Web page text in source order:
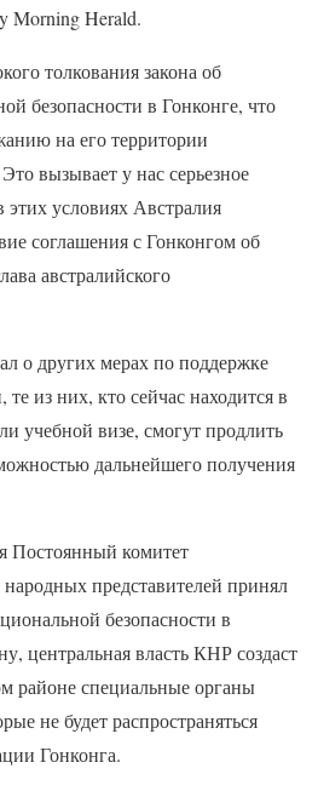
Morning Herald.
толкования закона об
безопасности в Гонконге, что
на его территории
вызывает у нас серьезное
условиях Австралия
соглашения с Гонконгом об
австралийского
о других мерах по поддержке
из них, кто сейчас находится в
учебной визе, смогут продлить
дальнейшего получения
Постоянный комитет
представителей принял
безопасности в
центральная власть КНР создаст
районе специальные органы
не будет распространяться
Гонконга.